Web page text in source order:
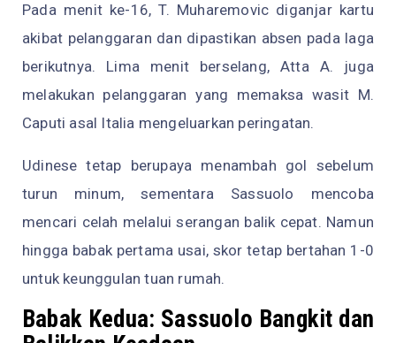
Pada menit ke-16, T. Muharemovic diganjar kartu
akibat pelanggaran dan dipastikan absen pada laga
berikutnya. Lima menit berselang, Atta A. juga
melakukan pelanggaran yang memaksa wasit M.
Caputi asal Italia mengeluarkan peringatan.
Udinese tetap berupaya menambah gol sebelum
turun minum, sementara Sassuolo mencoba
mencari celah melalui serangan balik cepat. Namun
hingga babak pertama usai, skor tetap bertahan 1-0
untuk keunggulan tuan rumah.
Babak Kedua: Sassuolo Bangkit dan